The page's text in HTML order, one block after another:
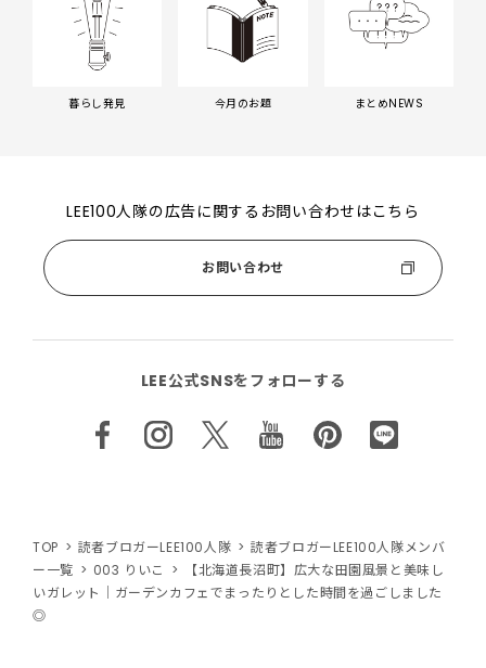
暮らし発見 今月のお題 まとめNEWS
LEE100人隊の広告に関するお問い合わせはこちら
お問い合わせ
LEE公式SNSをフォローする
TOP 読者ブロガーLEE100人隊
読者ブロガーLEE100人隊メンバ
ー一覧
003 りいこ
【北海道長沼町】広大な田園風景と美味し
いガレット｜ガーデンカフェでまったりとした時間を過ごしました
◎